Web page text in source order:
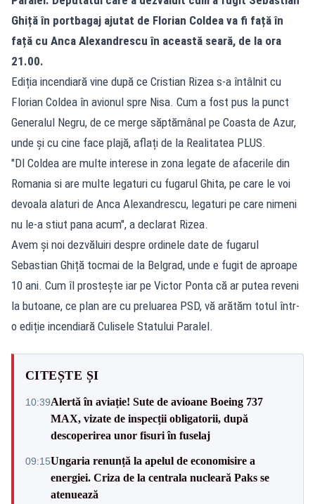
Ghiță în portbagaj ajutat de Florian Coldea va fi față în
față cu Anca Alexandrescu în această seară, de la ora
21.00.
Ediția incendiară vine după ce Cristian Rizea s-a întâlnit cu
Florian Coldea în avionul spre Nisa. Cum a fost pus la punct
Generalul Negru, de ce merge săptămânal pe Coasta de Azur,
unde și cu cine face plajă, aflați de la Realitatea PLUS.
"Dl Coldea are multe interese in zona legate de afacerile din
Romania si are multe legaturi cu fugarul Ghita, pe care le voi
devoala alaturi de Anca Alexandrescu, legaturi pe care nimeni
nu le-a stiut pana acum", a declarat Rizea.
Avem și noi dezvăluiri despre ordinele date de fugarul
Sebastian Ghiță tocmai de la Belgrad, unde e fugit de aproape
10 ani. Cum îl prostește iar pe Victor Ponta că ar putea reveni
la butoane, ce plan are cu preluarea PSD, vă arătăm totul într-
o ediție incendiară Culisele Statului Paralel.
CITEȘTE ȘI
10:39Alertă în aviație! Sute de avioane Boeing 737
MAX, vizate de inspecții obligatorii, după
descoperirea unor fisuri în fuselaj
09:15Ungaria renunță la apelul de economisire a
energiei. Criza de la centrala nucleară Paks se
atenuează